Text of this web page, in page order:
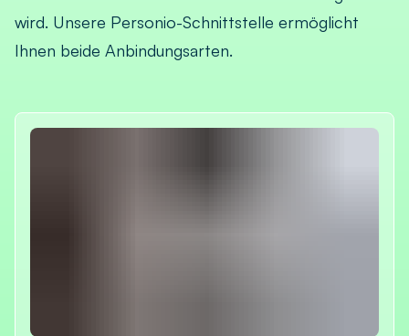
wird. Unsere Personio-Schnittstelle ermöglicht
Ihnen beide Anbindungsarten.